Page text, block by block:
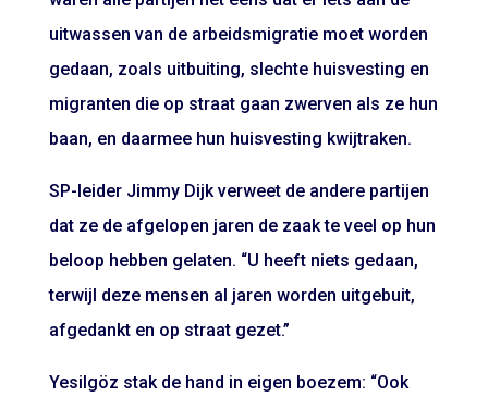
uitwassen van de arbeidsmigratie moet worden
gedaan, zoals uitbuiting, slechte huisvesting en
migranten die op straat gaan zwerven als ze hun
baan, en daarmee hun huisvesting kwijtraken.
SP-leider Jimmy Dijk verweet de andere partijen
dat ze de afgelopen jaren de zaak te veel op hun
beloop hebben gelaten. “U heeft niets gedaan,
terwijl deze mensen al jaren worden uitgebuit,
afgedankt en op straat gezet.”
Yesilgöz stak de hand in eigen boezem: “Ook